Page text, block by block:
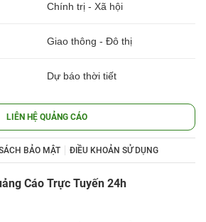
Chính trị - Xã hội
Giao thông - Đô thị
Dự báo thời tiết
LIÊN HỆ QUẢNG CÁO
BẢO MẬT ĐIỀU KHOẢN SỬ DỤNG
Cáo Trực Tuyến 24h